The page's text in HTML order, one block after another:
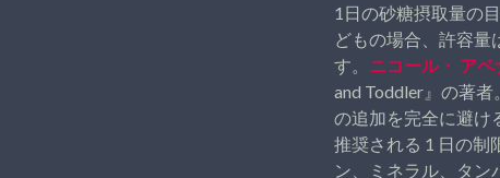
1日の砂糖摂取量の
どもの場合、許容量
す。
ニコール・ アベ
and Toddler』の著
の追加を完全に避け
推奨される 1 日の制
ン、ミネラル、タン